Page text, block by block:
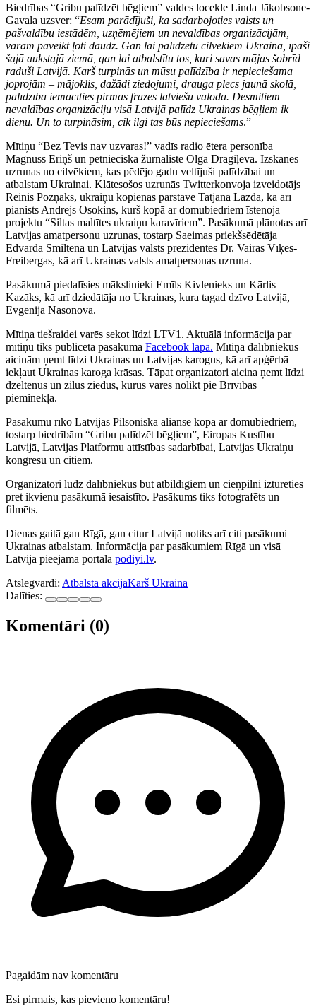
Biedrības “Gribu palīdzēt bēgļiem” valdes locekle Linda Jākobsone-
Gavala uzsver: “Esam parādījuši, ka sadarbojoties valsts un
pašvaldību iestādēm, uzņēmējiem un nevaldības organizācijām,
varam paveikt ļoti daudz. Gan lai palīdzētu cilvēkiem Ukrainā, īpaši
šajā aukstajā ziemā, gan lai atbalstītu tos, kuri savas mājas šobrīd
raduši Latvijā. Karš turpinās un mūsu palīdzība ir nepieciešama
joprojām – mājoklis, dažādi ziedojumi, drauga plecs jaunā skolā,
palīdzība iemācīties pirmās frāzes latviešu valodā. Desmitiem
nevaldības organizāciju visā Latvijā palīdz Ukrainas bēgļiem ik
dienu. Un to turpināsim, cik ilgi tas būs nepieciešams.”
Mītiņu “Bez Tevis nav uzvaras!” vadīs radio ētera personība
Magnuss Eriņš un pētnieciskā žurnāliste Olga Dragiļeva. Izskanēs
uzrunas no cilvēkiem, kas pēdējo gadu veltījuši palīdzībai un
atbalstam Ukrainai. Klātesošos uzrunās Twitterkonvoja izveidotājs
Reinis Pozņaks, ukraiņu kopienas pārstāve Tatjana Lazda, kā arī
pianists Andrejs Osokins, kurš kopā ar domubiedriem īstenoja
projektu “Siltas maltītes ukraiņu karavīriem”. Pasākumā plānotas arī
Latvijas amatpersonu uzrunas, tostarp Saeimas priekšsēdētāja
Edvarda Smiltēna un Latvijas valsts prezidentes Dr. Vairas Vīķes-
Freibergas, kā arī Ukrainas valsts amatpersonas uzruna.
Pasākumā piedalīsies mākslinieki Emīls Kivlenieks un Kārlis
Kazāks, kā arī dziedātāja no Ukrainas, kura tagad dzīvo Latvijā,
Evgenija Nasonova.
Mītiņa tiešraidei varēs sekot līdzi LTV1. Aktuālā informācija par
mītiņu tiks publicēta pasākuma Facebook lapā. Mītiņa dalībniekus
aicinām ņemt līdzi Ukrainas un Latvijas karogus, kā arī apģērbā
iekļaut Ukrainas karoga krāsas. Tāpat organizatori aicina ņemt līdzi
dzeltenus un zilus ziedus, kurus varēs nolikt pie Brīvības
pieminekļa.
Pasākumu rīko Latvijas Pilsoniskā alianse kopā ar domubiedriem,
tostarp biedrībām “Gribu palīdzēt bēgļiem”, Eiropas Kustību
Latvijā, Latvijas Platformu attīstības sadarbībai, Latvijas Ukraiņu
kongresu un citiem.
Organizatori lūdz dalībniekus būt atbildīgiem un cieņpilni izturēties
pret ikvienu pasākumā iesaistīto. Pasākums tiks fotografēts un
filmēts.
Dienas gaitā gan Rīgā, gan citur Latvijā notiks arī citi pasākumi
Ukrainas atbalstam. Informācija par pasākumiem Rīgā un visā
Latvijā pieejama portālā podiyi.lv.
Atslēgvārdi: Atbalsta akcijaKarš Ukrainā
Dalīties:
Komentāri (0)
Pagaidām nav komentāru
Esi pirmais, kas pievieno komentāru!